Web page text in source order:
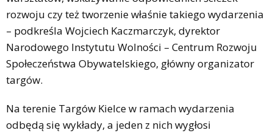
rozwoju czy też tworzenie właśnie takiego wydarzenia
– podkreśla Wojciech Kaczmarczyk, dyrektor
Narodowego Instytutu Wolności – Centrum Rozwoju
Społeczeństwa Obywatelskiego, główny organizator
targów.
Na terenie Targów Kielce w ramach wydarzenia
odbędą się wykłady, a jeden z nich wygłosi